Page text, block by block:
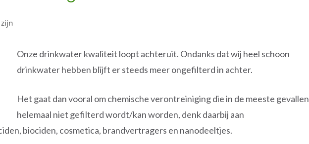
Onze drinkwater kwaliteit loopt achteruit. Ondanks dat wij heel schoon
drinkwater hebben blijft er steeds meer ongefilterd in achter.
Het gaat dan vooral om chemische verontreiniging die in de meeste gevallen
helemaal niet gefilterd wordt/kan worden, denk daarbij aan
biociden, cosmetica, brandvertragers en nanodeeltjes.